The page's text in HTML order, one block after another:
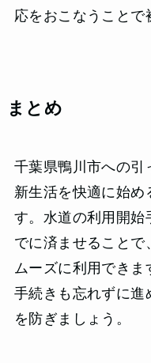
応をおこなうことで
まとめ
千葉県鴨川市への引
新生活を快適に始
す。水道の利用開始
でに済ませることで
ムーズに利用できま
手続きも忘れずに進
を防ぎましょう。